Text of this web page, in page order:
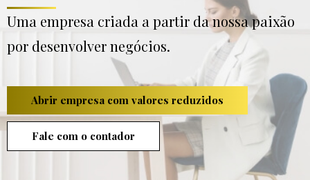
Uma empresa criada a partir da nossa paixão
por desenvolver negócios.
Abrir empresa com valores reduzidos
Fale com o contador